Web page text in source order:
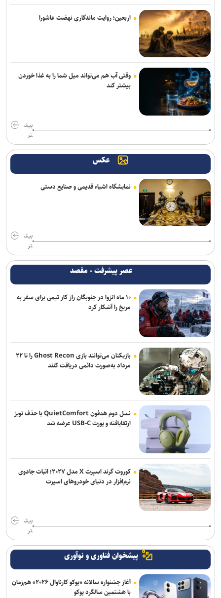
شکاری به پیکان پیوست
تساوی پرسپولیس و آلومینیوم در دیدار دوستانه/ تیم تارتار بالاخره گل
خورد
استارت دوباره همه ملی‌پوشان جهانی و بازی‌های آسیایی در کمپ تیم‌های
ملی؛ تذکر وزنی به نایب‌قهرمان جهان
اژدهاکش رسما پرسپولیسی شد
بازگشت خلیفه و گودرزی به تمرینات آلومینیوم
ادامه خریدهای خطیبی از تیم سابق/ نصیری به فجرسپاسی پیوست
اژدهاکش به پرسپولیس پیوست
بیاتلو: با آریو قرارداد دارم/ حضورم در مس رفسنجان صحت ندارد
تمدید قرارداد مربی ترک استقلال
بازی‌های سرخابی‌ها به شهرقدس رفت/ استقلال خوزستان به تهران
بازگشت
آغاز اردوی تیم ملی بوکس برای ناگویا با حضور ۱۰ ملی‌پوش
مخالفت زارع با انتقال بازیکنان ملوان به پرسپولیس
محمدی: مقابل استقلال لیگ را پرقدرت آغاز می‌کنیم/ امیدوارم با مس
شهربابک کمترین گل خورده لیگ را داشته باشیم
اربعین؛ روایت ماندگاری نهضت عاشورا
وقتی آب هم می‌تواند میل شما را به غذا خوردن
بیشتر کند
بیش
تر
عکس
نمایشگاه اشیاء قدیمی و صنایع دستی
بیش
تر
عصر پیشرفت - مقصد
۱۰ ماه انزوا در جنوبگان راز کار تیمی برای سفر به
مریخ را آشکار کرد
بازیکنان می‌توانند بازی Ghost Recon را تا ۲۲
مرداد به‌صورت دائمی دریافت کنند
نسل دوم هدفون QuietComfort با حذف نویز
ارتقایافته و پورت USB-C عرضه شد
کوروت گرند اسپرت X مدل ۲۰۲۷؛ اثبات جادوی
نرم‌افزار در دنیای خودروهای اسپرت
بیش
تر
پیشخوان فناوری و نوآوری
آغاز جشنواره سالانه «پوکو کارناوال ۲۰۲۶» هم‌زمان
با هشتمین سالگرد پوکو